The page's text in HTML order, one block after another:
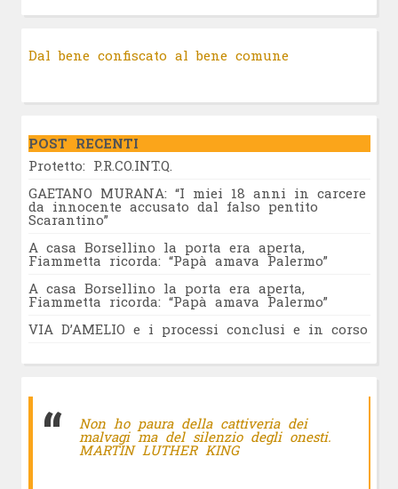
Dal bene confiscato al bene comune
POST RECENTI
Protetto: P.R.CO.INT.Q.
GAETANO MURANA: “I miei 18 anni in carcere
da innocente accusato dal falso pentito
Scarantino”
A casa Borsellino la porta era aperta,
Fiammetta ricorda: “Papà amava Palermo”
A casa Borsellino la porta era aperta,
Fiammetta ricorda: “Papà amava Palermo”
VIA D’AMELIO e i processi conclusi e in corso
Non ho paura della cattiveria dei
malvagi ma del silenzio degli onesti.
MARTIN LUTHER KING